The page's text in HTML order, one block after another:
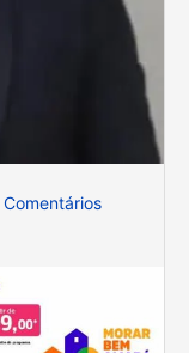
Comentários